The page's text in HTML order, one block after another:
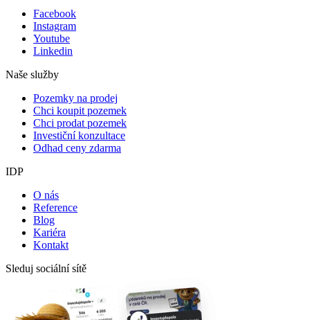
Facebook
Instagram
Youtube
Linkedin
Naše služby
Pozemky na prodej
Chci koupit pozemek
Chci prodat pozemek
Investiční konzultace
Odhad ceny zdarma
IDP
O nás
Reference
Blog
Kariéra
Kontakt
Sleduj sociální sítě